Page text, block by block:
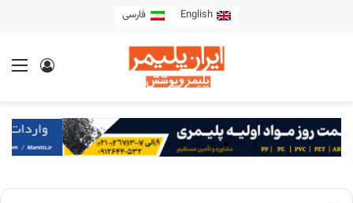
English فارسی